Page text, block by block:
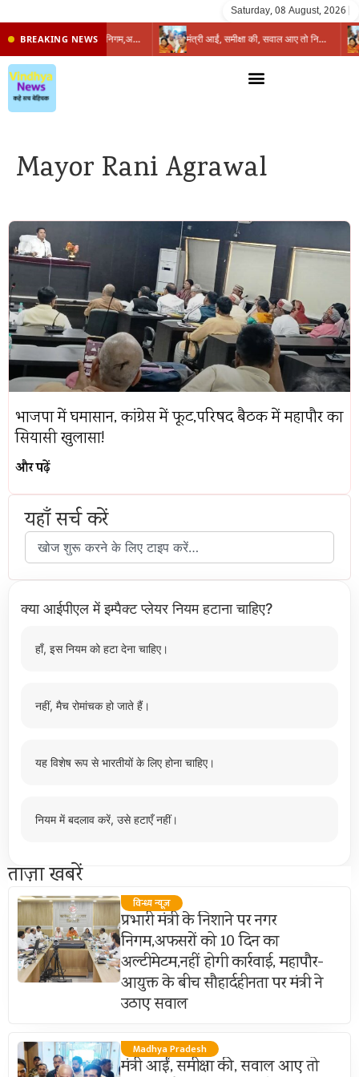
Saturday, 08 August, 2026
BREAKING NEWS प्रभारी मंत्री के निशाने पर नगर निगम,अफसरों को 10 दिन का अल्टीमेटम,नहीं होगी कार्रवाई, महापौर-आयुक्त के बीच सौहार्दहीनता पर मंत्री ने उठाए सवाल मंत्री आईं, समीक्षा की, सवाल आए तो निकल गईं – खाली जयंत चौंकीं पर नहीं दिया जवाब
Mayor Rani Agrawal
भाजपा में घमासान, कांग्रेस में फूट,परिषद बैठक में महापौर का
सियासी खुलासा!
और पढ़ें
यहाँ सर्च करें
क्या आईपीएल में इम्पैक्ट प्लेयर नियम हटाना चाहिए?
हाँ, इस नियम को हटा देना चाहिए।
नहीं, मैच रोमांचक हो जाते हैं।
यह विशेष रूप से भारतीयों के लिए होना चाहिए।
नियम में बदलाव करें, उसे हटाएँ नहीं।
ताज़ा खबरें
विन्ध्य न्यूज़
प्रभारी मंत्री के निशाने पर नगर
निगम,अफसरों को 10 दिन का
अल्टीमेटम,नहीं होगी कार्रवाई, महापौर-
आयुक्त के बीच सौहार्दहीनता पर मंत्री ने
उठाए सवाल
Madhya Pradesh
मंत्री आईं, समीक्षा की, सवाल आए तो